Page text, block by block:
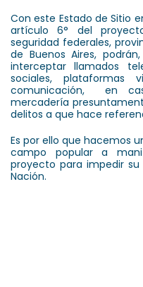
Con este Estado de Sitio
artículo 6° del
seguridad federales,
de Buenos Aires,
interceptar llamados
sociales,
comunicación, en
mercadería
delitos a que hace
Es por ello que hacemos
campo popular a
proyecto para impedir
Nación.